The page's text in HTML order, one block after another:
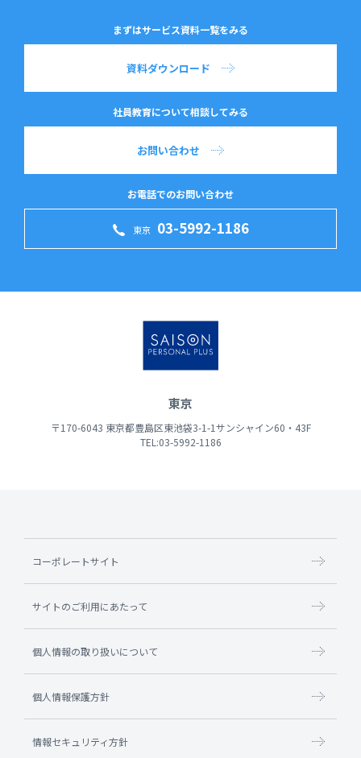
まずはサービス資料一覧をみる
資料ダウンロード
社員教育について相談してみる
お問い合わせ
お電話でのお問い合わせ
東京 03-5992-1186
東京
〒170-6043 東京都豊島区東池袋3-1-1サンシャイン60・43F
TEL:03-5992-1186
コーポレートサイト
サイトのご利用にあたって
個人情報の取り扱いについて
個人情報保護方針
情報セキュリティ方針